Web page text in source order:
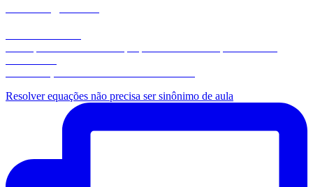
Resolver equações não precisa ser sinônimo de aula